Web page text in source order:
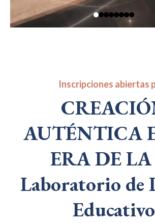
Inscripciones abiertas
AUTÉNTICA
ERA DE
Laboratorio de
Educativo